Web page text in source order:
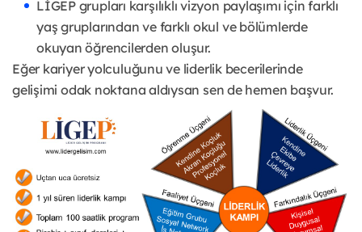
LİGEP grupları karşılıklı vizyon paylaşımı için farklı
yaş gruplarından ve farklı okul ve bölümlerde
okuyan öğrencilerden oluşur.
Eğer kariyer yolculuğunu ve liderlik becerilerinde
gelişimi odak noktana aldıysan sen de hemen başvur.